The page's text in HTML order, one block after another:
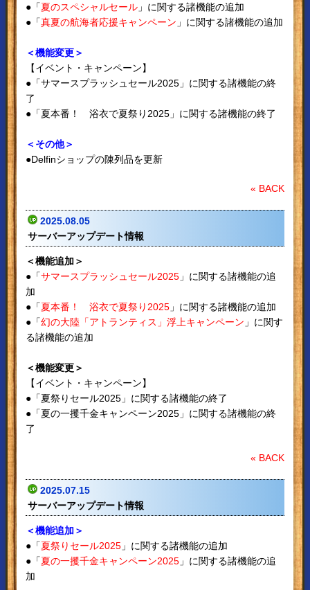
●「夏のスペシャルセール」に関する諸機能の追加
●「真夏の航海者応援キャンペーン 」に関する諸機能の追加
＜機能変更＞
【イベント・キャンペーン】
●「サマースプラッシュセール2025」に関する諸機能の終
了
●「夏本番！ 浴衣で夏祭り2025」に関する諸機能の終了
＜その他＞
●Delfinショップの陳列品を更新
« BACK
2025.08.05
サーバーアップデート情報
＜機能追加＞
●「サマースプラッシュセール2025」に関する諸機能の追
加
●「夏本番！ 浴衣で夏祭り2025」に関する諸機能の追加
●「幻の大陸「アトランティス」浮上キャンペーン 」に関す
る諸機能の追加
＜機能変更＞
【イベント・キャンペーン】
●「夏祭りセール2025」に関する諸機能の終了
●「夏の一攫千金キャンペーン2025」に関する諸機能の終
了
« BACK
2025.07.15
サーバーアップデート情報
＜機能追加＞
●「夏祭りセール2025」に関する諸機能の追加
●「夏の一攫千金キャンペーン2025」に関する諸機能の追
加